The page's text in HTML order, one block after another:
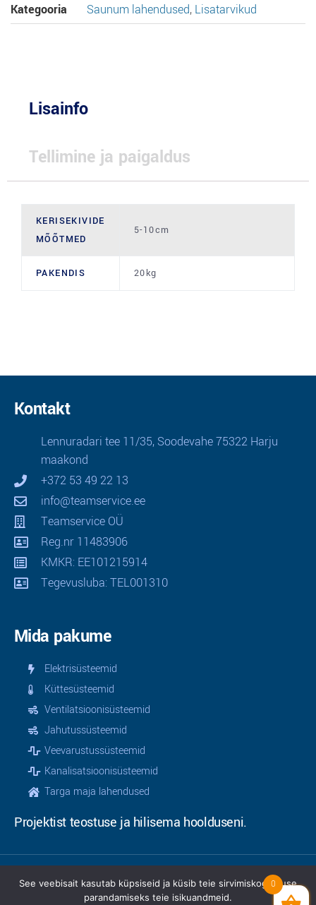
Kategooria
Saunum lahendused, Lisatarvikud
Lisainfo
Tellimine ja paigaldus
KERISEKIVIDE
MÕÕTMED
5-10cm
PAKENDIS 20kg
Kontakt
Lennuradari tee 11/35, Soodevahe 75322 Harju
maakond
+372 53 49 22 13
info@teamservice.ee
Teamservice OÜ
Reg.nr 11483906
KMKR: EE101215914
Tegevusluba: TEL001310
Mida pakume
Elektrisüsteemid
Küttesüsteemid
Ventilatsioonisüsteemid
Jahutussüsteemid
Veevarustussüsteemid
Kanalisatsioonisüsteemid
Targa maja lahendused
Projektist teostuse ja hilisema hoolduseni.
© 2025 | Teamservice OÜ | Kõik õigused kaitstud |
Privaatsusinfo|Müügitingimused
0
See veebisait kasutab küpsiseid ja küsib teie sirvimiskogemuse
parandamiseks teie isikuandmeid.